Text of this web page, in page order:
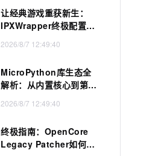
让经典游戏重获新生：
IPXWrapper终极配置指
2026/8/7 12:49:40
MicroPython库生态全
解析：从内置核心到第三
2026/8/7 12:49:40
终极指南：OpenCore
Legacy Patcher如何让